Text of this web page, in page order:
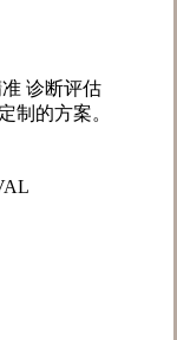
诊断评估
制的方案。